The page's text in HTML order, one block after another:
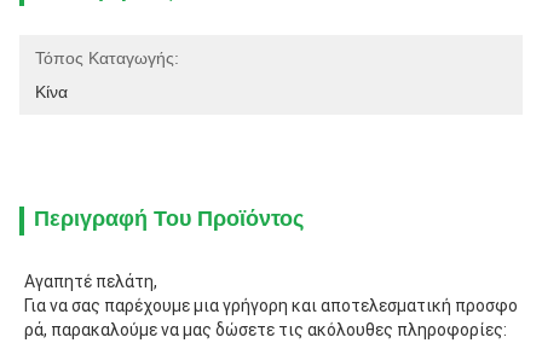
Τόπος Καταγωγής:
Κίνα
Περιγραφή Του Προϊόντος
Αγαπητέ πελάτη,
Για να σας παρέχουμε μια γρήγορη και αποτελεσματική προσφο
ρά, παρακαλούμε να μας δώσετε τις ακόλουθες πληροφορίες: